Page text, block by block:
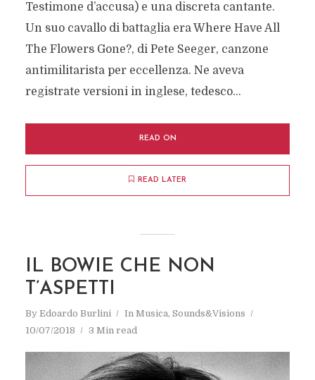
Testimone d’accusa) e una discreta cantante.
Un suo cavallo di battaglia era Where Have All
The Flowers Gone?, di Pete Seeger, canzone
antimilitarista per eccellenza. Ne aveva
registrate versioni in inglese, tedesco...
READ ON
READ LATER
IL BOWIE CHE NON
T’ASPETTI
By Edoardo Burlini In Musica, Sounds&Visions
10/07/2018
3 Min read